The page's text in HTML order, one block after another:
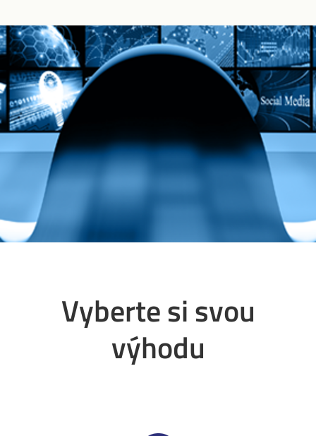
Vyberte si svou
výhodu